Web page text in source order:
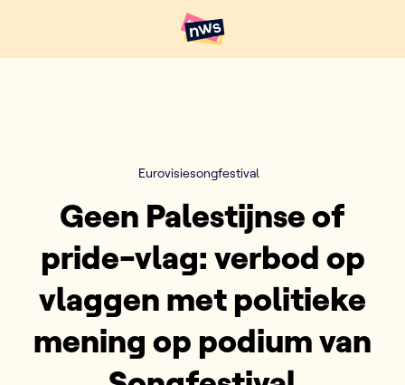
Hoofdpunten VRT NWS
Eurovisiesongfestival
Geen Palestijnse of
pride-vlag: verbod op
vlaggen met politieke
mening op podium van